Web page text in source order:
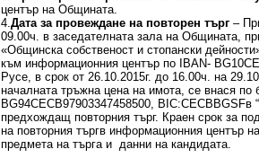
център на Общината.
4.Дата за провеждане на повторен търг –
09.00ч. в заседателната зала на Общината,
«Общинска собственост и стопански
към информационния център по IBAN-
Русе, в срок от 26.10.2015г. до 16.00ч. на
началната тръжна цена на имота, се внася
BG94СЕСB97903347458500,
предхождащ повторния търг. Краен срок за
на повторния търгв информационния център
предмета на търга и данни на кандидата.